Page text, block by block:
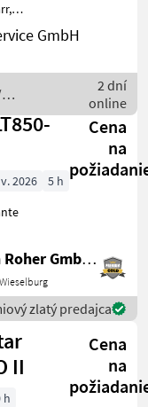
Neu , Bereifu
GmbH
2 dní
online
Cena
na
v. 2026
5 h
LED
*
*
Anton Roher GmbH (ACA Center Roher)
zlatý predajca
II
Cena
na
h